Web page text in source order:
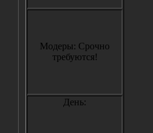
Модеры: Срочно
требуются!
День: